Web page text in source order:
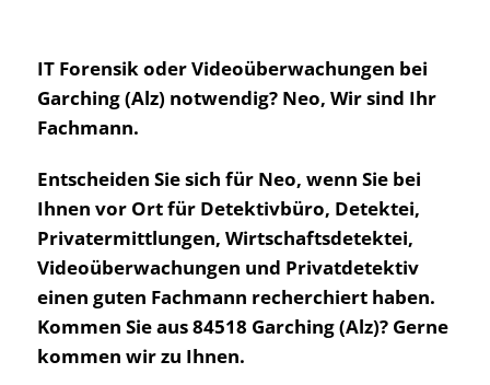
IT Forensik oder Videoüberwachungen bei
Garching (Alz) notwendig? Neo, Wir sind Ihr
Fachmann.
Entscheiden Sie sich für Neo, wenn Sie bei
Ihnen vor Ort für Detektivbüro, Detektei,
Privatermittlungen, Wirtschaftsdetektei,
Videoüberwachungen und Privatdetektiv
einen guten Fachmann recherchiert haben.
Kommen Sie aus 84518 Garching (Alz)? Gerne
kommen wir zu Ihnen.